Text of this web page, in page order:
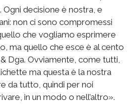
Ogni decisione è nostra, e
non ci sono compromessi
che vogliamo esprimere
ma quello che esce è al cento
Dga. Ovviamente, come tutti,
ma questa è la nostra
da tutto, quindi per noi
in un modo o nell’altro».